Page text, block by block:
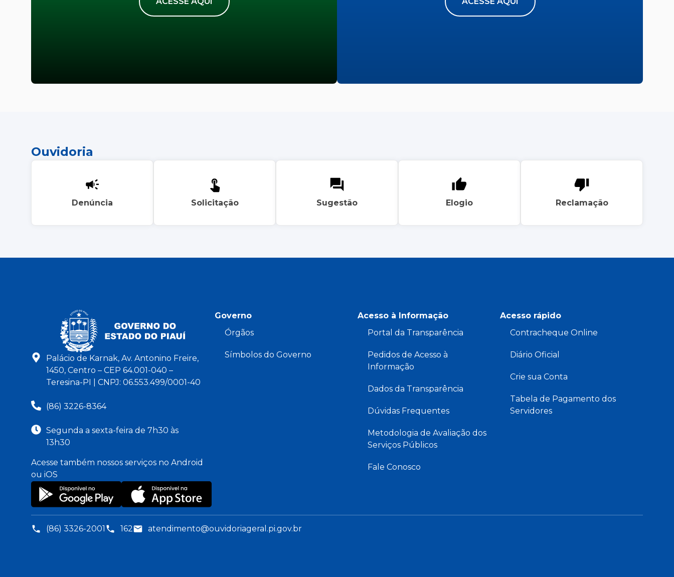
Ouvidoria
Denúncia Solicitação Sugestão Elogio Reclamação
Palácio de Karnak, Av. Antonino Freire,
1450, Centro – CEP 64.001-040 –
Teresina-PI | CNPJ: 06.553.499/0001-40
(86) 3226-8364
Segunda a sexta-feira de 7h30 às
13h30
Acesse também nossos serviços no Android
ou iOS
Governo
Órgãos
Símbolos do Governo
Acesso à Informação
Portal da Transparência
Pedidos de Acesso à
Informação
Dados da Transparência
Dúvidas Frequentes
Metodologia de Avaliação dos
Serviços Públicos
Fale Conosco
Acesso rápido
Contracheque Online
Diário Oficial
Crie sua Conta
Tabela de Pagamento dos
Servidores
(86) 3326-2001 162 atendimento@ouvidoriageral.pi.gov.br